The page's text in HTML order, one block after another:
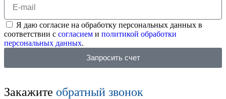
Я даю согласие на обработку персональных данных в
соответствии с согласием и политикой обработки
персональных данных.
Запросить счет
Закажите обратный звонок